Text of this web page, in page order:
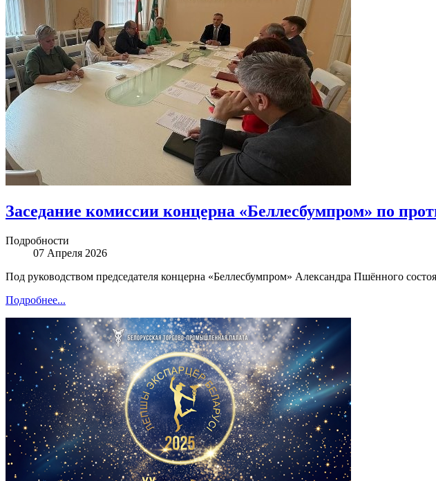
Заседание комиссии концерна «Беллесбумпром» по
Подробности
07 Апреля 2026
Под руководством председателя концерна «Беллесбумпром» Александра Пшённого
Подробнее...